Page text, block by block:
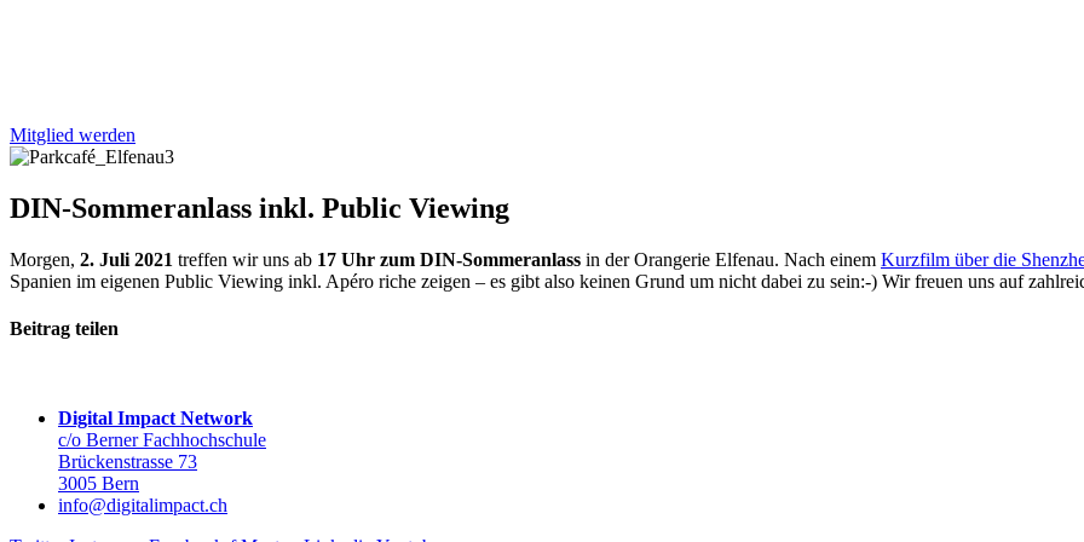
Mitglied werden
DIN-Sommeranlass inkl. Public Viewing
Morgen, 2. Juli 2021 treffen wir uns ab 17 Uhr zum DIN-Sommeranlass in der Orangerie Elfenau. Nach einem Kurzfilm über die
Spanien im eigenen Public Viewing inkl. Apéro riche zeigen – es gibt also keinen Grund um nicht dabei zu sein:-) Wir freuen uns auf
Beitrag teilen
Digital Impact Network
c/o Berner Fachhochschule
Brückenstrasse 73
3005 Bern
info@digitalimpact.ch